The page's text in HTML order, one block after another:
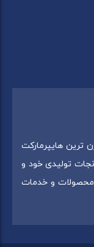
ترین هایپرمارکت
تولیدی خود و
محصولات و خدمات